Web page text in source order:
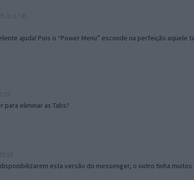
ajuda! Pois o “Power Menu” esconde na perfeição aquele
para eliminar as Tabs?
esta versão do messenger, o outro tinha muitos